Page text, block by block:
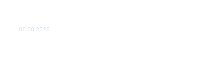
05.08.2026